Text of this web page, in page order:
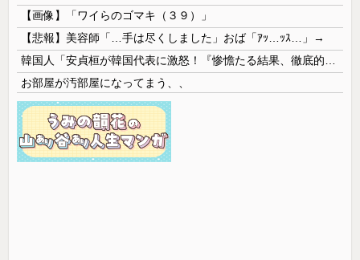
【画像】「ワイらのゴマキ（３９）」
【悲報】美容師「…手は尽くしました」おば「ｱｯ…ｯｽ…」→
お部屋が汚部屋になってまう、、